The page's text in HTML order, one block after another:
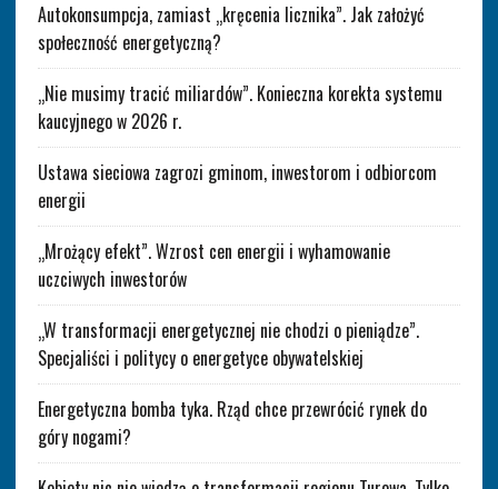
Autokonsumpcja, zamiast „kręcenia licznika”. Jak założyć
społeczność energetyczną?
„Nie musimy tracić miliardów”. Konieczna korekta systemu
kaucyjnego w 2026 r.
Ustawa sieciowa zagrozi gminom, inwestorom i odbiorcom
energii
„Mrożący efekt”. Wzrost cen energii i wyhamowanie
uczciwych inwestorów
„W transformacji energetycznej nie chodzi o pieniądze”.
Specjaliści i politycy o energetyce obywatelskiej
Energetyczna bomba tyka. Rząd chce przewrócić rynek do
góry nogami?